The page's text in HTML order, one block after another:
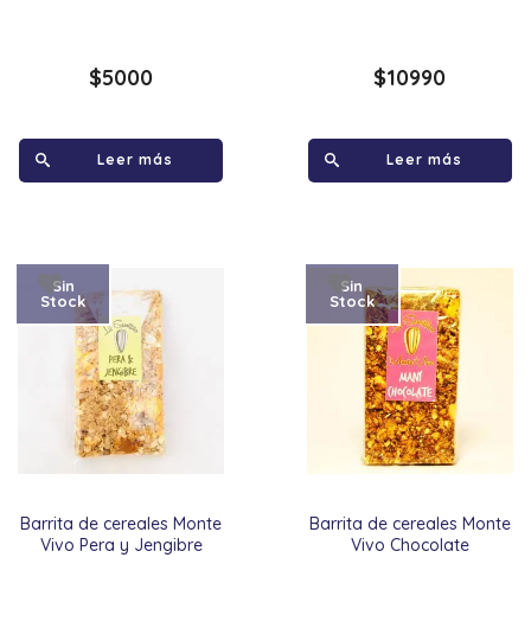
$5000
Leer más
$10990
Leer más
Barrita de cereales Monte
Vivo Pera y Jengibre
Sin
Stock
Barrita de cereales Monte
Vivo Chocolate
Sin
Stock